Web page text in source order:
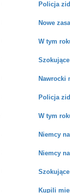
Policja
Nowe
W tym
Nawrocki
Policja
W tym
Niemcy
Niemcy
Kupili